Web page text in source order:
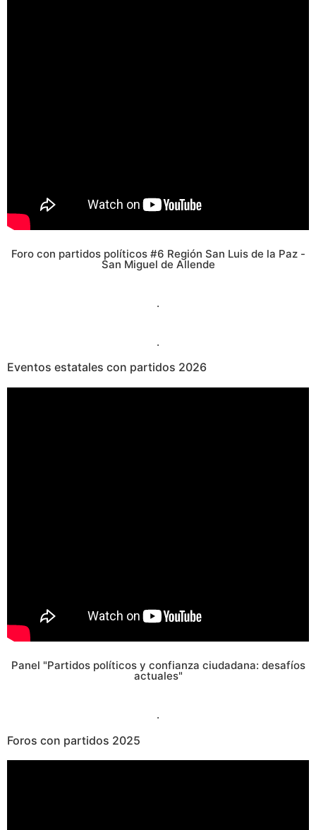
Foro con partidos políticos #6 Región San Luis de la Paz -
San Miguel de Allende
.
.
Eventos estatales con partidos 2026
Panel "Partidos políticos y confianza ciudadana: desafíos
actuales"
.
Foros con partidos 2025